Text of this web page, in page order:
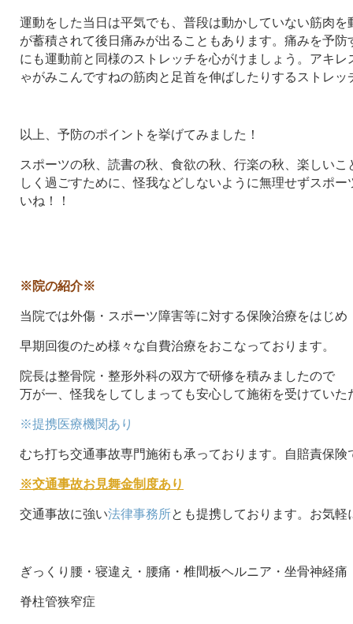
運動をした当日は平気でも、普段は動かしていない筋肉を
が蓄積されて後日痛みが出ることもあります。痛みを予防
にも運動前と同様のストレッチを心がけましょう。アキレ
ゃがみこんですねの筋肉と足首を伸ばしたりするストレッ
以上、予防のポイントを挙げてみました！
スポーツの秋、読書の秋、食欲の秋、行楽の秋、楽しいこ
しく過ごすために、怪我などしないように無理せずスポ
いね！！
※院の紹介※
当院では外傷・スポーツ障害等に対する保険治療をはじめ
早期回復のため様々な自費治療をおこなっております。
院長は整骨院・整形外科の双方で研修を積みましたので
万が一、怪我をしてしまっても安心して施術を受けていた
※提携医療機関あり
むち打ち交通事故専門施術も承っております。自賠責保険
※交通事故お見舞金制度あり
交通事故に強い法律事務所とも提携しております。お気軽
ぎっくり腰・寝違え・腰痛・椎間板ヘルニア・坐骨神経痛
脊柱管狭窄症